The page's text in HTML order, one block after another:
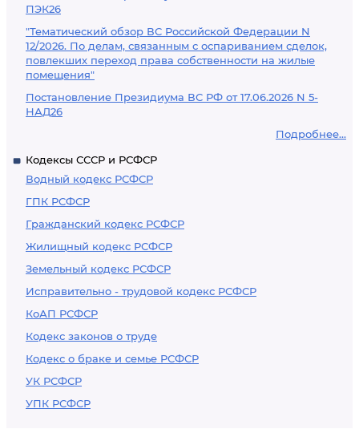
ПЭК26
"Тематический обзор ВС Российской Федерации N
12/2026. По делам, связанным с оспариванием сделок,
повлекших переход права собственности на жилые
помещения"
Постановление Президиума ВС РФ от 17.06.2026 N 5-
НАД26
Подробнее...
Кодексы СССР и РСФСР
Водный кодекс РСФСР
ГПК РСФСР
Гражданский кодекс РСФСР
Жилищный кодекс РСФСР
Земельный кодекс РСФСР
Исправительно - трудовой кодекс РСФСР
КоАП РСФСР
Кодекс законов о труде
Кодекс о браке и семье РСФСР
УК РСФСР
УПК РСФСР